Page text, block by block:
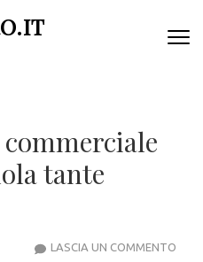
tante
LASCIA UN COMMENTO